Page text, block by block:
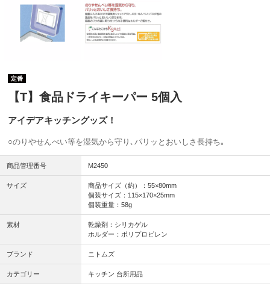
定番
【T】食品ドライキーパー 5個入
アイデアキッチングッズ！
○のりやせんべい等を湿気から守り､パリッとおいしさ長持ち｡
商品管理番号 M2450
サイズ
商品サイズ（約）：55×80mm
個装サイズ：115×170×25mm
個装重量：58g
素材
乾燥剤：シリカゲル
ホルダー：ポリプロピレン
ブランド ニトムズ
カテゴリー キッチン 台所用品